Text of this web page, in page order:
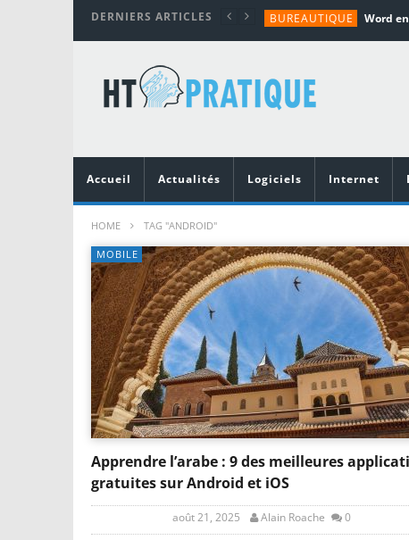
DERNIERS ARTICLES BUREAUTIQUE
TUTORIALS
MATÉRIEL
Accueil
Actualités Logiciels Internet
HOME TAG "ANDROID"
MOBILE
Apprendre l’arabe : 9 des meilleures
gratuites sur Android et iOS
août 21, 2025 Alain Roache 0